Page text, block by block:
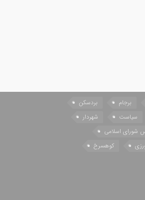
برجام
بردسکن
سیاست
شهردار
شورای اسلامی
کوهسرخ